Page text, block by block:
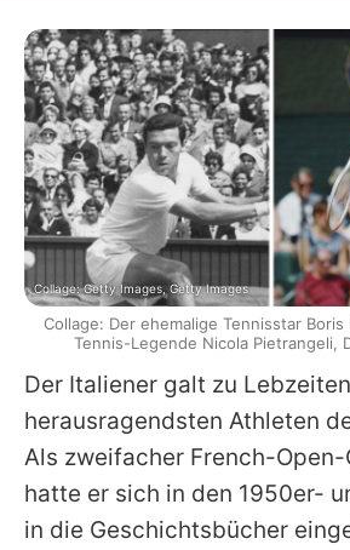
Der Italiener galt zu
herausragendsten Athleten
Als zweifacher French-
hatte er sich in den 1950er-
in die Geschichtsbücher
Collage: Getty Images, Getty Images
Collage: Der ehemalige Tennisstar
Tennis-Legende Nicola Pietrangeli,